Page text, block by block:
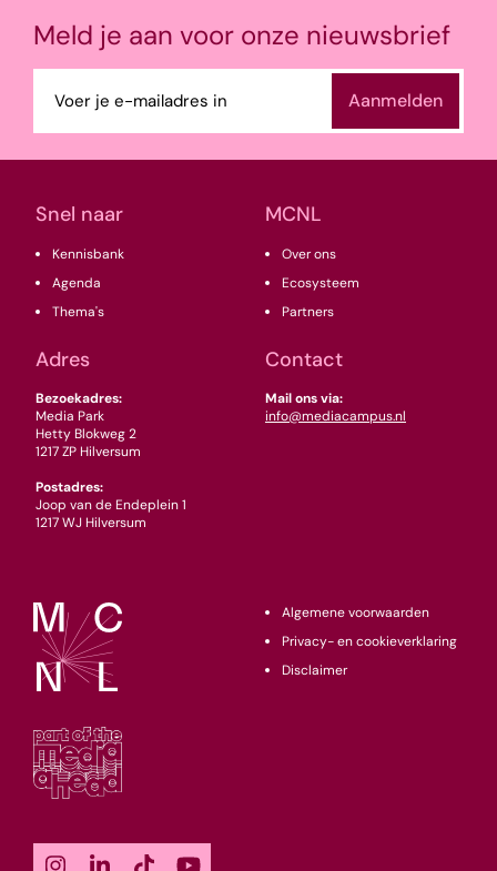
Snel naar
Kennisbank
Agenda
Thema's
MCNL
Over ons
Ecosysteem
Partners
Adres
Bezoekadres:
Media Park
Hetty Blokweg 2
1217 ZP Hilversum
Postadres:
Joop van de Endeplein 1
1217 WJ Hilversum
Contact
Mail ons via:
info@mediacampus.nl
Meld je aan voor onze nieuwsbrief
mailadres
(Vereist)
Algemene voorwaarden
Privacy- en cookieverklaring
Disclaimer